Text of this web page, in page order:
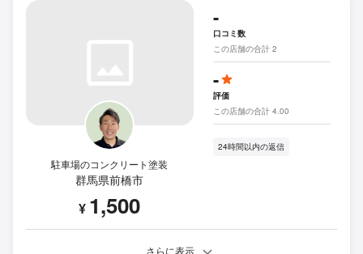
駐車場のコンクリート塗装
群馬県前橋市
¥ 1,500
-
口コミ数
この店舗の合計 2
-
評価
この店舗の合計 4.00
24時間以内の返信